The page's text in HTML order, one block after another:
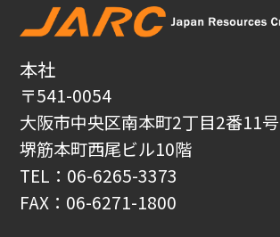
本社
〒541-0054
大阪市中央区南本町2丁目2番11号
堺筋本町西尾ビル10階
TEL：06-6265-3373
FAX：06-6271-1800